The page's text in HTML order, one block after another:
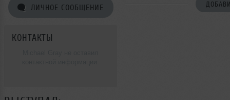
ЛИЧНОЕ СООБЩЕНИЕ
КОНТАКТЫ